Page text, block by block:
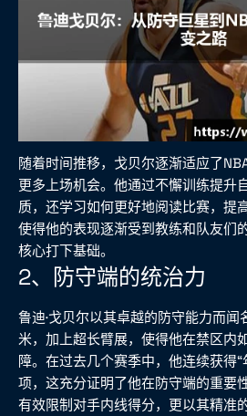
随着时间推移，戈贝尔逐渐适应了
更多上场机会。他通过不懈训练提升
质，还学习如何更好地阅读比赛，提
使得他的表现逐渐受到教练和队友们
核心打下基础。
2、防守端的统治力
鲁迪·戈贝尔以其卓越的防守能力而
米，加上超长臂展，使得他在禁区内
障。在过去几个赛季中，他连续获得
项，这充分证明了他在防守端的重要
有效限制对手内线得分，更以其精准